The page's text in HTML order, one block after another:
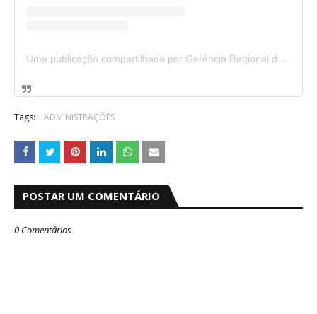
Uma publicação compartilhada por Gerência Regional de 26 de Setembro (@gerenciaregional26)
Tags: ADMINISTRAÇÕES
POSTAR UM COMENTÁRIO
0 Comentários